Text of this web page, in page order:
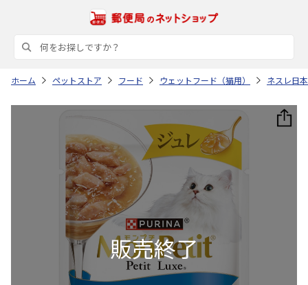
ホーム ペットストア フード ウェットフード（猫用） ネスレ日